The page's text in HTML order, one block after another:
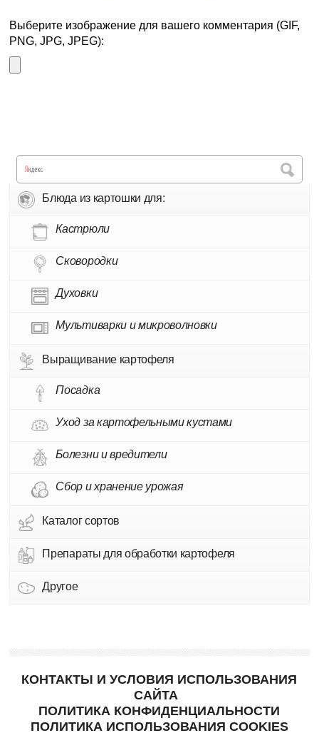
Выберите изображение для вашего комментария (GIF,
PNG, JPG, JPEG):
Блюда из картошки для:
Кастрюли
Сковородки
Духовки
Мультиварки и микроволновки
Выращивание картофеля
Посадка
Уход за картофельными кустами
Болезни и вредители
Сбор и хранение урожая
Каталог сортов
Препараты для обработки картофеля
Другое
КОНТАКТЫ И УСЛОВИЯ ИСПОЛЬЗОВАНИЯ
САЙТА
ПОЛИТИКА КОНФИДЕНЦИАЛЬНОСТИ
ПОЛИТИКА ИСПОЛЬЗОВАНИЯ COOKIES